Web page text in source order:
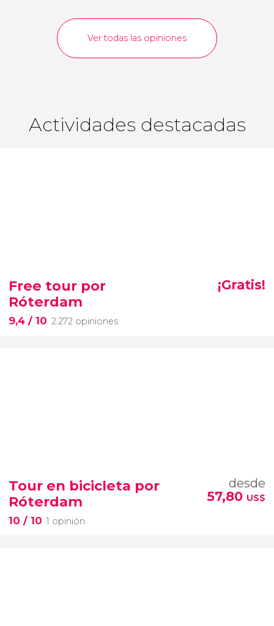
Ver todas las opiniones
Actividades destacadas
Free tour por
Róterdam
9,4 / 10 2.272 opiniones
¡Gratis!
Tour en bicicleta por
Róterdam
10 / 10 1 opinión
desde
57,80 US$